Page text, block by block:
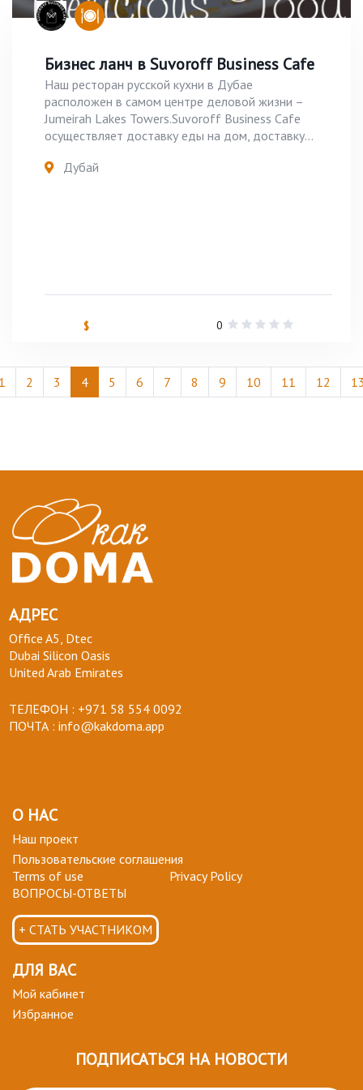
Бизнес ланч в Suvoroff Business Cafe
Наш ресторан русской кухни в Дубае
расположен в самом центре деловой жизни –
Jumeirah Lakes Towers.Suvoroff Business Cafe
осуществляет доставку еды на дом, доставку...
Дубай
$ 0
2 3 4 5 6 7 8 9 10 11 12
АДРЕС
Office A5, Dtec
Dubai Silicon Oasis
United Arab Emirates
ТЕЛЕФОН : +971 58 554 0092
ПОЧТА : info@kakdoma.app
О НАС
Наш проект
Пользовательские соглашения
Terms of use
Privacy Policy
ВОПРОСЫ-ОТВЕТЫ
+ СТАТЬ УЧАСТНИКОМ
ДЛЯ ВАС
Мой кабинет
Избранное
ПОДПИСАТЬСЯ НА НОВОСТИ